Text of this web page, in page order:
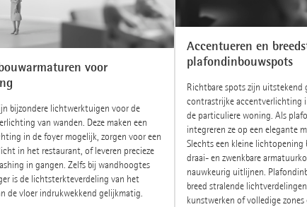
voor
bijzondere lichtwerktuigen voor de
van wanden. Deze maken een
in de foyer mogelijk, zorgen voor een
in het restaurant, of leveren precieze
in gangen. Zelfs bij wandhoogtes
is de lichtsterkteverdeling van het
de vloer indrukwekkend gelijkmatig.
Accentueren en
plafondinbouwspots
Richtbare spots zijn uitstekend
contrastrijke accentverlichting
de particuliere woning. Als
integreren ze op een elegante
Slechts een kleine lichtopening
draai- en zwenkbare
nauwkeurig uitlijnen.
breed stralende
kunstwerken of volledige zones